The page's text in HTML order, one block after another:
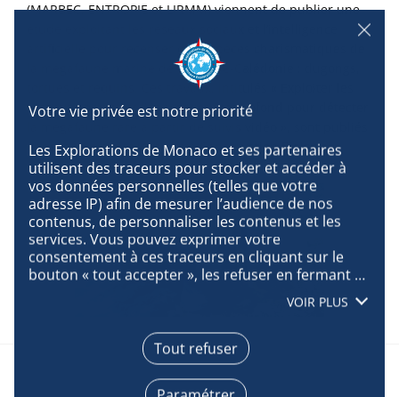
Les Explorations de Monaco et ses partenaires
utilisent des traceurs pour stocker et accéder à
vos données personnelles (telles que votre
adresse IP) afin de mesurer l’audience de nos
contenus, de personnaliser les contenus et les
services. Vous pouvez exprimer votre
consentement à ces traceurs en cliquant sur le
bouton « tout accepter », les refuser en fermant
accepter », ou vous informer sur le détail de
chaque finalité et exprimer votre choix pour
chacune d’entre elles en cliquant sur « paramétrer
». En cliquant sur « tout accepter », vous acceptez
que nous accédions à des informations stockées
VOIR PLUS
Tout refuser
(MARBEC, ENTROPIE et LIRMM) viennent de publier une
artificielle pour recenser des espèces charismatiques de
la mégafaune marine de Nouvelle-Calédonie : dugongs,
tortues et requins. Ces travaux, intitulés « Exploiter les
réseaux sociaux et l’apprentissage profond pour détecter
dans la revue internationale Conservation Biology.